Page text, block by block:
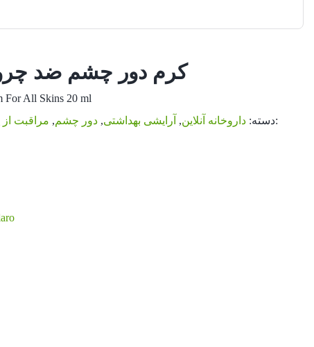
کرم دور چشم ضد
For All Skins 20 ml
دسته: داروخانه آنلاین, آرایشی بهداشتی, دور چشم, مراقبت برند: